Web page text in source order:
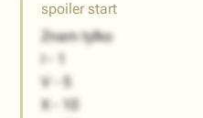
spoiler start
Znam tylko
I - 1
V - 5
X - 10